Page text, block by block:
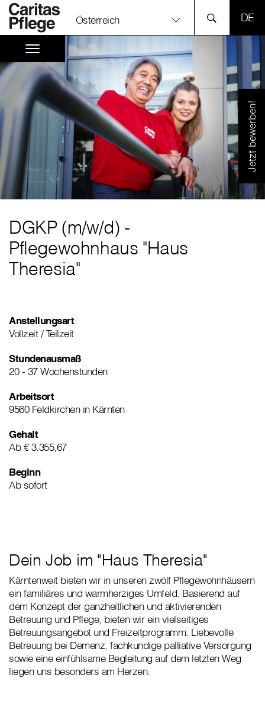
Österreich
Jetzt bewerben!
DGKP (m/w/d) -
Pflegewohnhaus "Haus
Theresia"
Anstellungsart
Vollzeit / Teilzeit
Stundenausmaß
20 - 37 Wochenstunden
Arbeitsort
9560 Feldkirchen in Kärnten
Gehalt
Ab € 3.355,67
Beginn
Ab sofort
Dein Job im "Haus Theresia"
Kärntenweit bieten wir in unseren zwölf Pflegewohnhäusern
ein familiäres und warmherziges Umfeld. Basierend auf
dem Konzept der ganzheitlichen und aktivierenden
Betreuung und Pflege, bieten wir ein vielseitiges
Betreuungsangebot und Freizeitprogramm. Liebevolle
Betreuung bei Demenz, fachkundige palliative Versorgung
sowie eine einfühlsame Begleitung auf dem letzten Weg
liegen uns besonders am Herzen.